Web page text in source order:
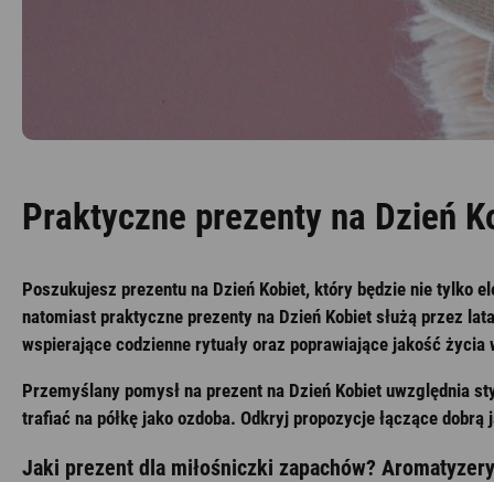
Praktyczne prezenty na Dzień
Poszukujesz prezentu na Dzień Kobiet, który będzie nie tylko
natomiast praktyczne prezenty na Dzień Kobiet służą przez
wspierające codzienne rytuały oraz poprawiające jakość
Przemyślany pomysł na prezent na Dzień Kobiet uwzględnia
trafiać na półkę jako ozdoba. Odkryj propozycje łączące
Jaki prezent dla miłośniczki zapachów?